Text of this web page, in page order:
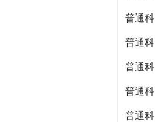
普通科
普通科
普通科
普通科
普通科